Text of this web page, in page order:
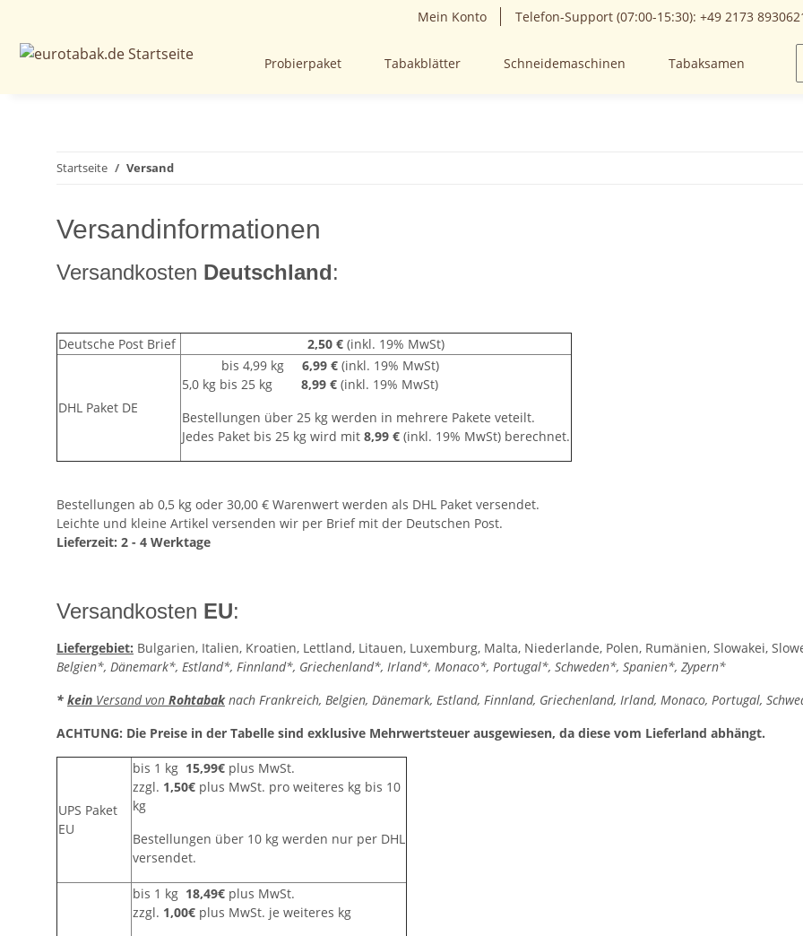
Mein Konto Telefon-Support (07:00-15:30): +49 2173
Probierpaket Tabakblätter Schneidemaschinen Tabaksamen
Startseite Versand
Versandinformationen
Versandkosten Deutschland:
Deutsche Post Brief 2,50 € (inkl. 19% MwSt)
DHL Paket DE
bis 4,99 kg 6,99 € (inkl. 19% MwSt)
5,0 kg bis 25 kg 8,99 € (inkl. 19% MwSt)
Bestellungen über 25 kg werden in mehrere Pakete veteilt.
Jedes Paket bis 25 kg wird mit 8,99 € (inkl. 19% MwSt) berechnet.
Bestellungen ab 0,5 kg oder 30,00 € Warenwert werden als DHL Paket versendet.
Leichte und kleine Artikel versenden wir per Brief mit der Deutschen Post.
Lieferzeit: 2 - 4 Werktage
Versandkosten EU:
Liefergebiet: Bulgarien, Italien, Kroatien, Lettland, Litauen, Luxemburg, Malta, Niederlande, Polen, Rumänien, Slowakei,
Belgien*, Dänemark*, Estland*, Finnland*, Griechenland*, Irland*, Monaco*, Portugal*, Schweden*, Spanien*, Zypern*
* kein Versand von Rohtabaknach Frankreich, Belgien, Dänemark, Estland, Finnland, Griechenland, Irland, Monaco, Portugal,
ACHTUNG: Die Preise in der Tabelle sind exklusive Mehrwertsteuer ausgewiesen, da diese vom Lieferland abhängt.
UPS Paket
EU
bis 1 kg 15,99€ plus MwSt.
zzgl. 1,50€ plus MwSt. pro weiteres kg bis 10
kg
Bestellungen über 10 kg werden nur per DHL
versendet.
bis 1 kg 18,49€ plus MwSt.
zzgl. 1,00€ plus MwSt. je weiteres kg